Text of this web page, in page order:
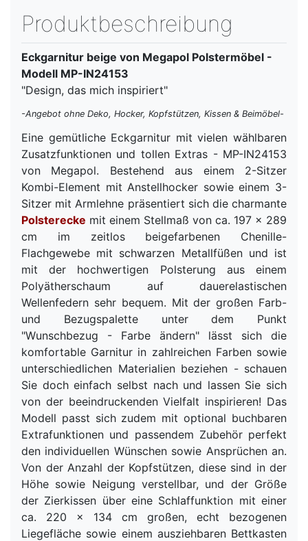
Produktbeschreibung
Eckgarnitur beige von Megapol Polstermöbel -
Modell MP-IN24153
"Design, das mich inspiriert"
-Angebot ohne Deko, Hocker, Kopfstützen, Kissen & Beimöbel-
Eine gemütliche Eckgarnitur mit vielen wählbaren
Zusatzfunktionen und tollen Extras - MP-IN24153
von Megapol. Bestehend aus einem 2-Sitzer
Kombi-Element mit Anstellhocker sowie einem 3-
Sitzer mit Armlehne präsentiert sich die charmante
Polsterecke mit einem Stellmaß von ca. 197 x 289
cm im zeitlos beigefarbenen Chenille-
Flachgewebe mit schwarzen Metallfüßen und ist
mit der hochwertigen Polsterung aus einem
Polyätherschaum auf dauerelastischen
Wellenfedern sehr bequem. Mit der großen Farb-
und Bezugspalette unter dem Punkt
"Wunschbezug - Farbe ändern" lässt sich die
komfortable Garnitur in zahlreichen Farben sowie
unterschiedlichen Materialien beziehen - schauen
Sie doch einfach selbst nach und lassen Sie sich
von der beeindruckenden Vielfalt inspirieren! Das
Modell passt sich zudem mit optional buchbaren
Extrafunktionen und passendem Zubehör perfekt
den individuellen Wünschen sowie Ansprüchen an.
Von der Anzahl der Kopfstützen, diese sind in der
Höhe sowie Neigung verstellbar, und der Größe
der Zierkissen über eine Schlaffunktion mit einer
ca. 220 x 134 cm großen, echt bezogenen
Liegefläche sowie einem ausziehbaren Bettkasten